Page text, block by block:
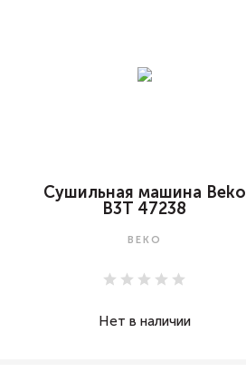
Сушильная машина Beko
B3T 47238
BEKO
Нет в наличии